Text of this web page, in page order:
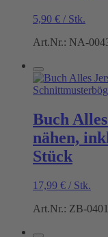
5,90 € / Stk.
Art.Nr.: NA-
Buch
nähen,
Stück
17,99 € / Stk.
Art.Nr.: ZB-0401